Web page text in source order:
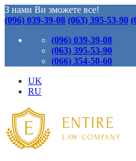
З нами Ви зможете все!
(096) 039-39-08 (063) 395-53-90
(096) 039-39-08
(063) 395-53-90
(066) 354-50-60
UK
RU